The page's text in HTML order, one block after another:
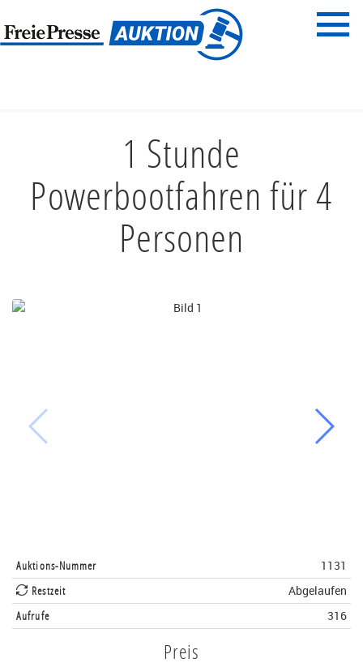
Menü
1 Stunde
Powerbootfahren für 4
Personen
Auktions-Nummer
1131
Restzeit
Abgelaufen
Aufrufe
316
Preis